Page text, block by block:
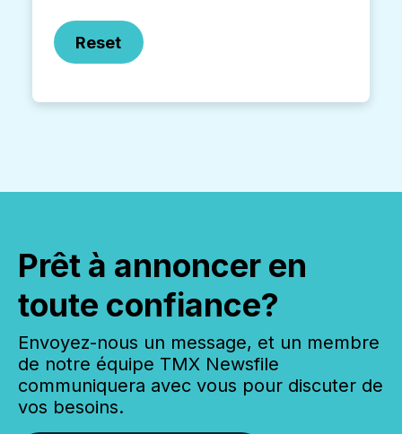
Reset
Prêt à annoncer en
toute confiance?
Envoyez-nous un message, et un membre
de notre équipe TMX Newsfile
communiquera avec vous pour discuter de
vos besoins.